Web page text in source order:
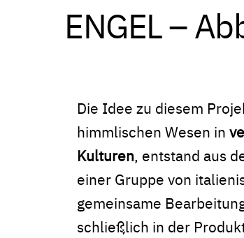
ENGEL –
Die Idee zu diesem
himmlischen Wesen in
Kulturen, entstand aus
einer Gruppe von
gemeinsame
schließlich in der